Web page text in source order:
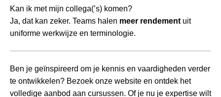
Kan ik met mijn collega(’s) komen?
Ja, dat kan zeker. Teams halen meer rendement uit
uniforme werkwijze en terminologie.
Ben je geïnspireerd om je kennis en vaardigheden verder
te ontwikkelen? Bezoek onze website en ontdek het
volledige aanbod aan cursussen. Of je nu je expertise wilt